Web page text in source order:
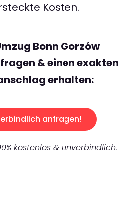
Kosten.
Bonn Gorzów
& einen exakten
erhalten:
anfragen!
kostenlos & unverbindlich.